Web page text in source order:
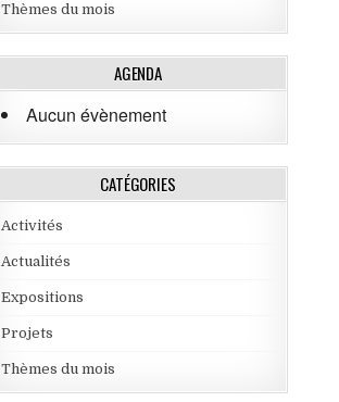
Thèmes du mois
AGENDA
Aucun évènement
CATÉGORIES
Activités
Actualités
Expositions
Projets
Thèmes du mois